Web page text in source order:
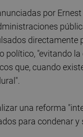
por Ernest
directamente
político, "evitando
que, cuando
una reforma
para condenar